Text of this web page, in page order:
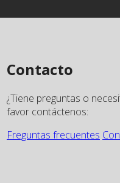
Contacto
¿Tiene preguntas o
favor contáctenos:
Freguntas frecuentes